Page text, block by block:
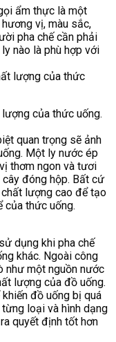
ẩm thực là một
vị, màu sắc,
pha chế cần phải
nào là phù hợp với
của thức uống.
quan trọng sẽ ảnh
Một ly nước ép
thơm ngon và tươi
đóng hộp. Bất cứ
lượng cao để tạo
của thức uống.
dụng khi pha chế
khác. Ngoài công
như một nguồn nước
lượng của đồ uống.
đồ uống bị quá
loại và hình dạng
quyết định tốt hơn